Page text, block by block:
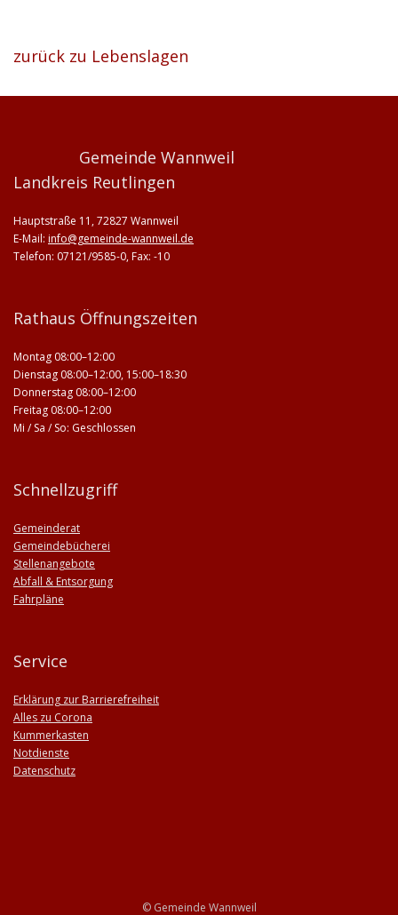
zurück zu Lebenslagen
Gemeinde Wannweil
Landkreis Reutlingen
Hauptstraße 11, 72827 Wannweil
E-Mail: info@gemeinde-wannweil.de
Telefon: 07121/9585-0, Fax: -10
Rathaus Öffnungszeiten
Montag 08:00–12:00
Dienstag 08:00–12:00, 15:00–18:30
Donnerstag 08:00–12:00
Freitag 08:00–12:00
Mi / Sa / So: Geschlossen
Schnellzugriff
Gemeinderat
Gemeindebücherei
Stellenangebote
Abfall & Entsorgung
Fahrpläne
Service
Erklärung zur Barrierefreiheit
Alles zu Corona
Kummerkasten
Notdienste
Datenschutz
© Gemeinde Wannweil